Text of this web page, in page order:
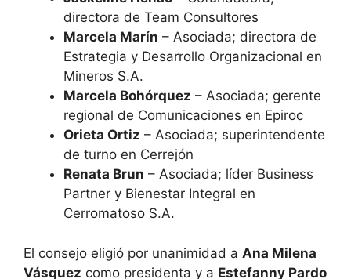
directora de Team Consultores
Marcela Marín – Asociada; directora de
Estrategia y Desarrollo Organizacional en
Mineros S.A.
Marcela Bohórquez – Asociada; gerente
regional de Comunicaciones en Epiroc
Orieta Ortiz – Asociada; superintendente
de turno en Cerrejón
Renata Brun – Asociada; líder Business
Partner y Bienestar Integral en
Cerromatoso S.A.
El consejo eligió por unanimidad a Ana Milena
Vásquez como presidenta y a Estefanny Pardo